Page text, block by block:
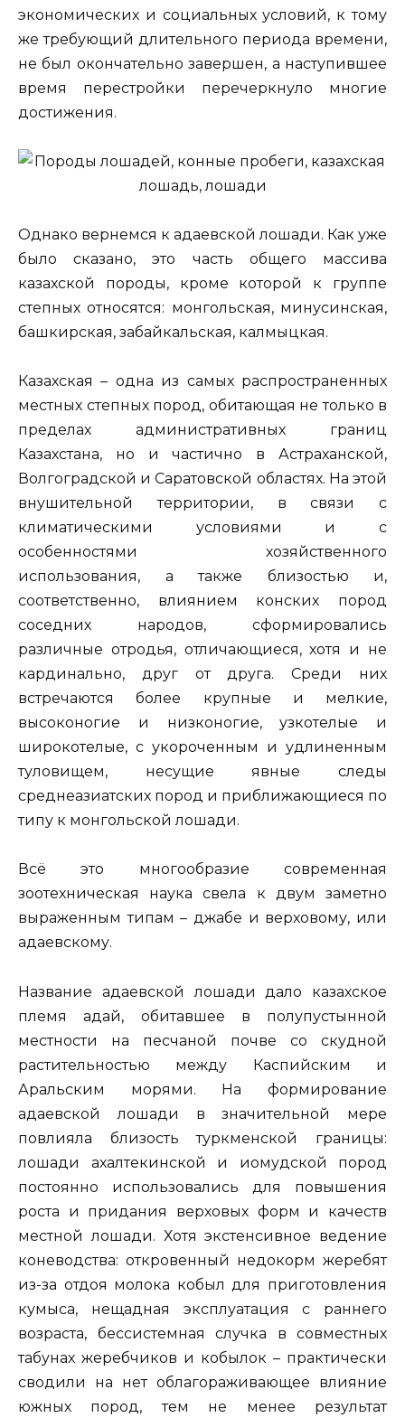
экономических и социальных условий, к тому
же требующий длительного периода времени,
не был окончательно завершен, а наступившее
время перестройки перечеркнуло многие
достижения.
Однако вернемся к адаевской лошади. Как уже
было сказано, это часть общего массива
казахской породы, кроме которой к группе
степных относятся: монгольская, минусинская,
башкирская, забайкальская, калмыцкая.
Казахская – одна из самых распространенных
местных степных пород, обитающая не только в
пределах административных границ
Казахстана, но и частично в Астраханской,
Волгоградской и Саратовской областях. На этой
внушительной территории, в связи с
климатическими условиями и с
особенностями хозяйственного
использования, а также близостью и,
соответственно, влиянием конских пород
соседних народов, сформировались
различные отродья, отличающиеся, хотя и не
кардинально, друг от друга. Среди них
встречаются более крупные и мелкие,
высоконогие и низконогие, узкотелые и
широкотелые, с укороченным и удлиненным
туловищем, несущие явные следы
среднеазиатских пород и приближающиеся по
типу к монгольской лошади.
Всё это многообразие современная
зоотехническая наука свела к двум заметно
выраженным типам – джабе и верховому, или
адаевскому.
Название адаевской лошади дало казахское
племя адай, обитавшее в полупустынной
местности на песчаной почве со скудной
растительностью между Каспийским и
Аральским морями. На формирование
адаевской лошади в значительной мере
повлияла близость туркменской границы:
лошади ахалтекинской и иомудской пород
постоянно использовались для повышения
роста и придания верховых форм и качеств
местной лошади. Хотя экстенсивное ведение
коневодства: откровенный недокорм жеребят
из-за отдоя молока кобыл для приготовления
кумыса, нещадная эксплуатация с раннего
возраста, бессистемная случка в совместных
табунах жеребчиков и кобылок – практически
сводили на нет облагораживающее влияние
южных пород, тем не менее результат